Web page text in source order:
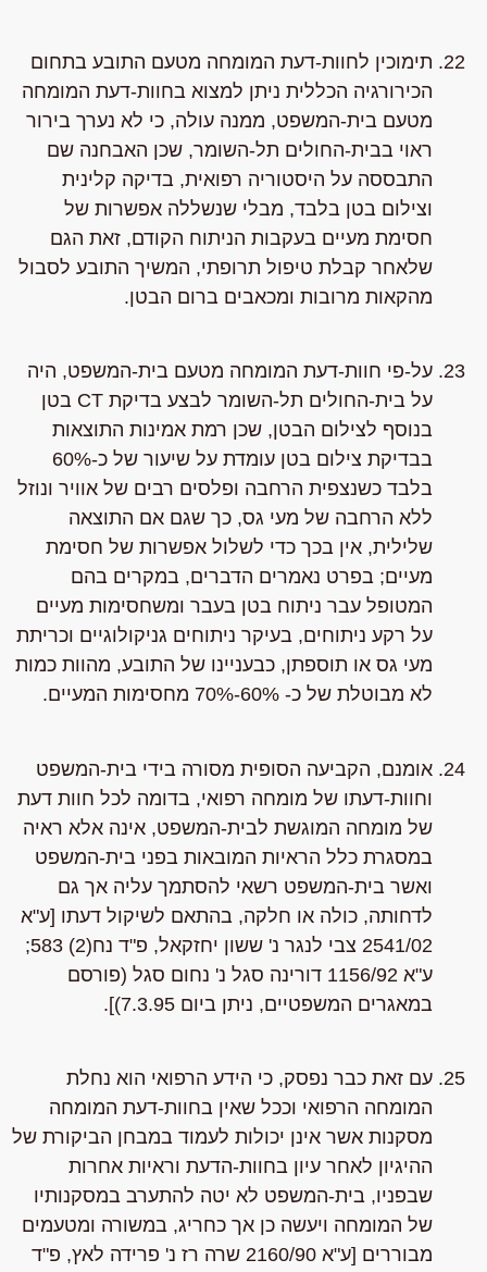
תימוכין לחוות-דעת המומחה מטעם התובע בתחום
הכירורגיה הכללית ניתן למצוא בחוות-דעת המומחה
מטעם בית-המשפט, ממנה עולה, כי לא נערך בירור
ראוי בבית-החולים תל-השומר, שכן האבחנה שם
התבססה על היסטוריה רפואית, בדיקה קלינית
וצילום בטן בלבד, מבלי שנשללה אפשרות של
חסימת מעיים בעקבות הניתוח הקודם, זאת הגם
שלאחר קבלת טיפול תרופתי, המשיך התובע לסבול
מהקאות מרובות ומכאבים ברום הבטן.
על-פי חוות-דעת המומחה מטעם בית-המשפט, היה
על בית-החולים תל-השומר לבצע בדיקת CT בטן
בנוסף לצילום הבטן, שכן רמת אמינות התוצאות
בבדיקת צילום בטן עומדת על שיעור של כ-60%
בלבד כשנצפית הרחבה ופלסים רבים של אוויר ונוזל
ללא הרחבה של מעי גס, כך שגם אם התוצאה
שלילית, אין בכך כדי לשלול אפשרות של חסימת
מעיים; בפרט נאמרים הדברים, במקרים בהם
המטופל עבר ניתוח בטן בעבר ומשחסימות מעיים
על רקע ניתוחים, בעיקר ניתוחים גניקולוגיים וכריתת
מעי גס או תוספתן, כבעניינו של התובע, מהוות כמות
לא מבוטלת של כ- 60%-70% מחסימות המעיים.
אומנם, הקביעה הסופית מסורה בידי בית-המשפט
וחוות-דעתו של מומחה רפואי, בדומה לכל חוות דעת
של מומחה המוגשת לבית-המשפט, אינה אלא ראיה
במסגרת כלל הראיות המובאות בפני בית-המשפט
ואשר בית-המשפט רשאי להסתמך עליה אך גם
לדחותה, כולה או חלקה, בהתאם לשיקול דעתו [ע"א
2541/02 צבי לנגר נ' ששון יחזקאל, פ"ד נח(2) 583;
ע"א 1156/92 דורינה סגל נ' נחום סגל (פורסם
במאגרים המשפטיים, ניתן ביום 7.3.95)].
עם זאת כבר נפסק, כי הידע הרפואי הוא נחלת
המומחה הרפואי וככל שאין בחוות-דעת המומחה
מסקנות אשר אינן יכולות לעמוד במבחן הביקורת של
ההיגיון לאחר עיון בחוות-הדעת וראיות אחרות
שבפניו, בית-המשפט לא יטה להתערב במסקנותיו
של המומחה ויעשה כן אך כחריג, במשורה ומטעמים
מבוררים [ע"א 2160/90 שרה רז נ' פרידה לאץ, פ"ד